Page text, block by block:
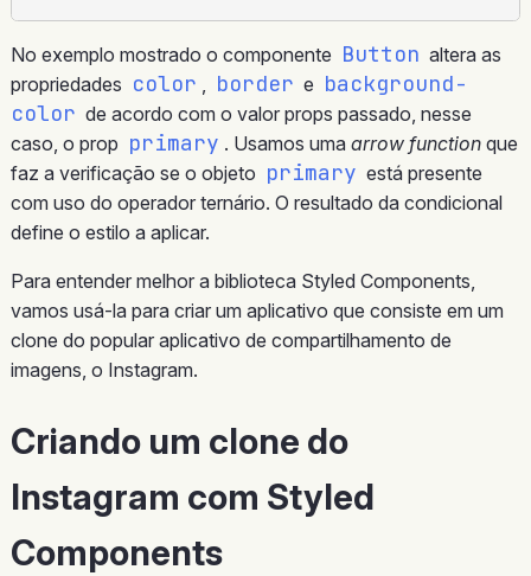
No exemplo mostrado o componente Button altera as
propriedades color border e background-
color de acordo com o valor props passado, nesse
caso, o prop primary . Usamos uma arrow functionque
faz a verificação se o objeto primary está presente
com uso do operador ternário. O resultado da condicional
define o estilo a aplicar.
Para entender melhor a biblioteca Styled Components,
vamos usá-la para criar um aplicativo que consiste em um
clone do popular aplicativo de compartilhamento de
imagens, o Instagram.
Criando um clone do
Instagram com Styled
Components